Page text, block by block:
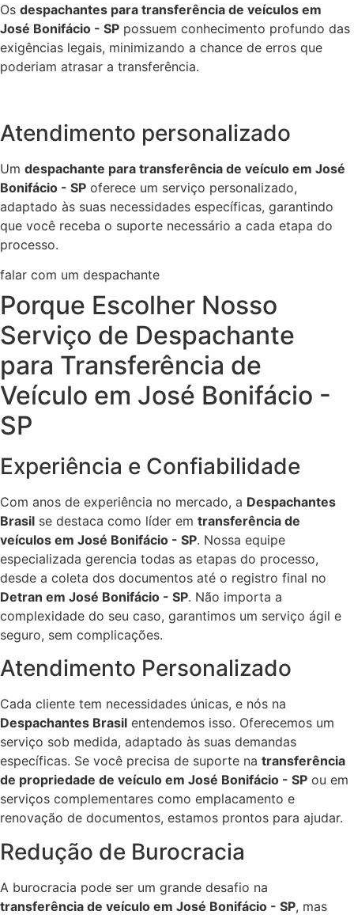
Os despachantes para transferência de veículos em
José Bonifácio - SP possuem conhecimento profundo das
exigências legais, minimizando a chance de erros que
poderiam atrasar a transferência.
Atendimento personalizado
Um despachante para transferência de veículo em José
Bonifácio - SP oferece um serviço personalizado,
adaptado às suas necessidades específicas, garantindo
que você receba o suporte necessário a cada etapa do
processo.
falar com um despachante
Porque Escolher Nosso
Serviço de Despachante
para Transferência de
Veículo em José Bonifácio -
SP
Experiência e Confiabilidade
Com anos de experiência no mercado, a Despachantes
Brasil se destaca como líder em transferência de
veículos em José Bonifácio - SP. Nossa equipe
especializada gerencia todas as etapas do processo,
desde a coleta dos documentos até o registro final no
Detran em José Bonifácio - SP. Não importa a
complexidade do seu caso, garantimos um serviço ágil e
seguro, sem complicações.
Atendimento Personalizado
Cada cliente tem necessidades únicas, e nós na
Despachantes Brasil entendemos isso. Oferecemos um
serviço sob medida, adaptado às suas demandas
específicas. Se você precisa de suporte na transferência
de propriedade de veículo em José Bonifácio - SP ou em
serviços complementares como emplacamento e
renovação de documentos, estamos prontos para ajudar.
Redução de Burocracia
A burocracia pode ser um grande desafio na
transferência de veículo em José Bonifácio - SP, mas